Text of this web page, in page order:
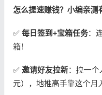
怎么提速赚钱？小编亲测
✅ ​ ​每日签到+宝箱任务​：
箱！
✅ ​ ​邀请好友拉新​：拉一个
元），地推高手靠这个月